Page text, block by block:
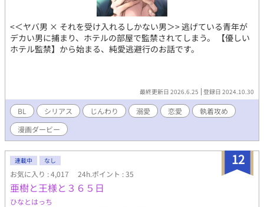
<＜ヤバ男 × それを受け入れるしかない男＞> 逃げている青年が
デカい男に捕まり、ホテルの部屋で監禁されてしまう。 【優しい
ホテル監禁】から始まる、純愛逃避行のお話です。
最終更新日 2026.6.25 登録日 2024.10.30
BL シリアス じんわり 溺愛 恋愛
執着攻め
漫画ダービー
12
連載中 なし
お気に入り : 4,017 24h.ポイント : 35
亜樹と王様と３６５日
ひなとはっち